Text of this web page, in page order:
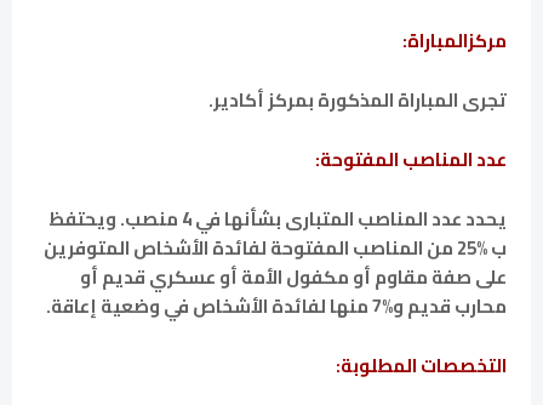
مركزالمباراة:
تجرى المباراة المذكورة بمركز أكادير.
عدد المناصب المفتوحة:
يحدد عدد المناصب المتبارى بشأنها في 4 منصب. ويحتفظ
ب %25 من المناصب المفتوحة لفائدة الأشخاص المتوفرين
على صفة مقاوم أو مكفول الأمة أو عسكري قديم أو
محارب قديم و%7 منها لفائدة الأشخاص في وضعية إعاقة.
التخصصات المطلوبة: